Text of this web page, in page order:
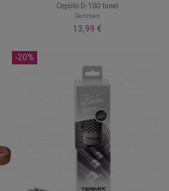
Cepillo D-100 tunel
Denman
13,99 €
-20%